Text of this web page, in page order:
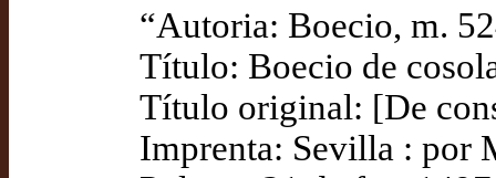
“Autoria: Boecio, m.
Título: Boecio de
Título original: [De
Imprenta: Sevilla : por